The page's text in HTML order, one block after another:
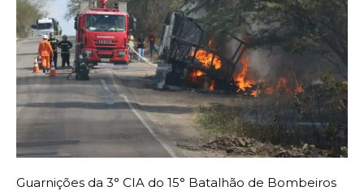
Guarnições da 3° CIA do 15° Batalhão de Bombeiros